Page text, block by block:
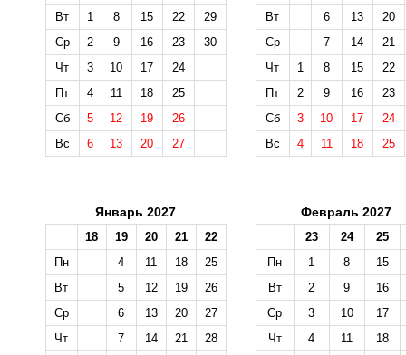
Вт
1 8 15 22
29
Ср
2 9 16 23
30
Чт
3 10 17
24
Пт
4 11 18
25
Сб
5 12 19
26
Вс
6 13 20 27
Вт
6 13
20
Ср
7 14
21
Чт
1 8 15
22
Пт
2 9 16
23
Сб
3 10 17
24
Вс
4 11 18 25
Январь 2027
18 19 20 21
22
Пн
4 11 18
25
Вт
5 12 19
26
Ср
6 13 20
27
Чт
7 14 21
28
Февраль 2027
23 24
25
Пн
1 8
15
Вт
2 9
16
Ср
3 10
17
Чт
4 11
18